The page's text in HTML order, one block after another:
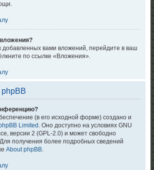
добавленных вами вложений, перейдите в ваш
по ссылке «Вложения».
(в его исходной форме) создано и
Limited . Оно доступно на условиях GNU
версии 2 (GPL-2.0) и может свободно
получения более подробных сведений
About phpBB.